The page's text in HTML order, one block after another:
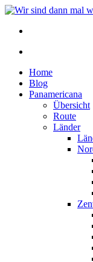
Home
Blog
Panamericana
Übersicht
Route
Länder